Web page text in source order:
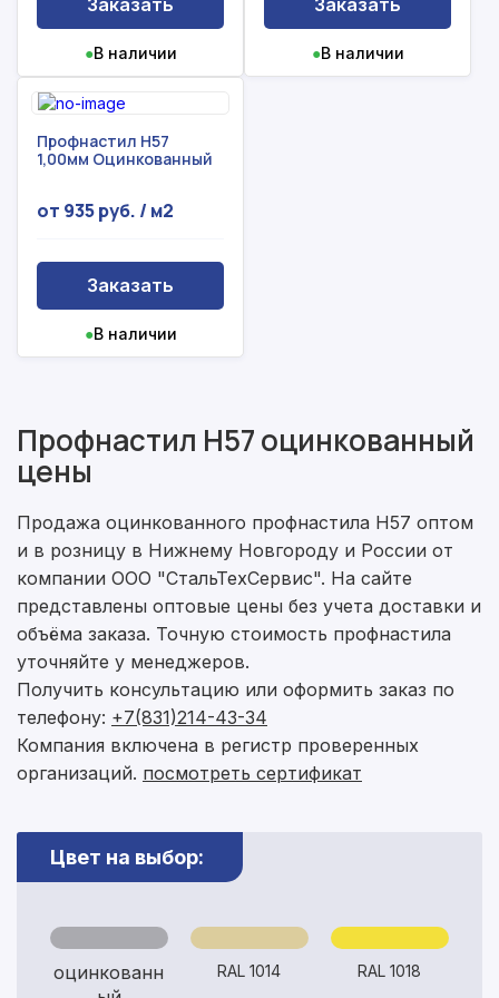
Заказать
●В наличии
Заказать
●В наличии
Профнастил Н57
1,00мм Оцинкованный
от 935 руб. / м2
Заказать
●В наличии
Профнастил Н57 оцинкованный
цены
Продажа оцинкованного профнастила Н57 оптом
и в розницу в Нижнему Новгороду и России от
компании ООО "СтальТехСервис". На сайте
представлены оптовые цены без учета доставки и
объёма заказа. Точную стоимость профнастила
уточняйте у менеджеров.
Получить консультацию или оформить заказ по
телефону: +7(831)214-43-34
Компания включена в регистр проверенных
организаций. посмотреть сертификат
Цвет на выбор:
оцинкованн
RAL 1014 RAL 1018
Рассчитать смету
точный расчет сметы. Мы свяжемся с вами в
кратчайшие сроки.
телефона
Мы свяжемся с вами в ближайшее время!
Предоставим бесплатную консультацию по